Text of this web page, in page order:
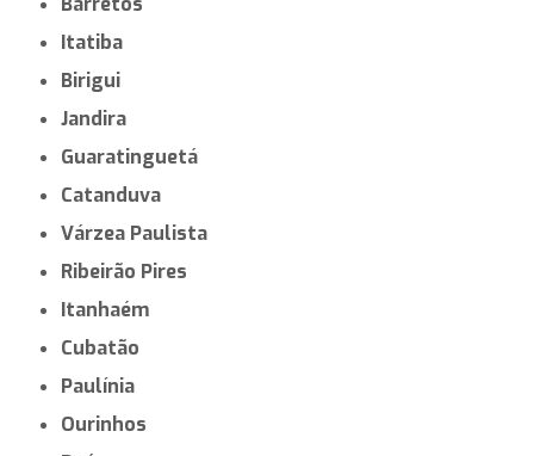
Itatiba
Birigui
Jandira
Guaratinguetá
Catanduva
Várzea Paulista
Ribeirão Pires
Itanhaém
Cubatão
Paulínia
Ourinhos